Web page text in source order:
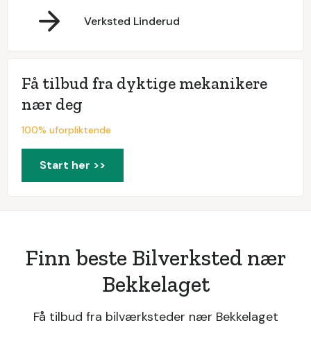
Verksted Linderud
Få tilbud fra dyktige mekanikere
nær deg
100% uforpliktende
Start her >>
Finn beste Bilverksted nær
Bekkelaget
Få tilbud fra bilværksteder nær Bekkelaget